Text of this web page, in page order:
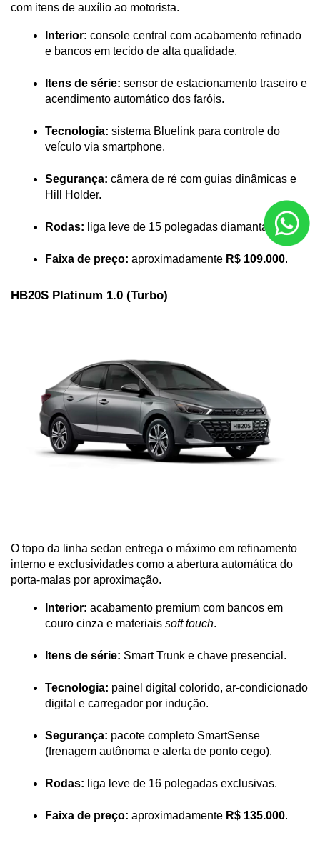
com itens de auxílio ao motorista.
Interior: console central com acabamento refinado
e bancos em tecido de alta qualidade.
Itens de série: sensor de estacionamento traseiro e
acendimento automático dos faróis.
Tecnologia: sistema Bluelink para controle do
veículo via smartphone.
Segurança: câmera de ré com guias dinâmicas e
Hill Holder.
Rodas: liga leve de 15 polegadas diamantadas.
Faixa de preço: aproximadamente R$ 109.000.
HB20S Platinum 1.0 (Turbo)
O topo da linha sedan entrega o máximo em refinamento
interno e exclusividades como a abertura automática do
porta-malas por aproximação.
Interior: acabamento premium com bancos em
couro cinza e materiais soft touch.
Itens de série: Smart Trunk e chave presencial.
Tecnologia: painel digital colorido, ar-condicionado
digital e carregador por indução.
Segurança: pacote completo SmartSense
(frenagem autônoma e alerta de ponto cego).
Rodas: liga leve de 16 polegadas exclusivas.
Faixa de preço: aproximadamente R$ 135.000.